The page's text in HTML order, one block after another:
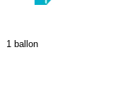
1 ballon